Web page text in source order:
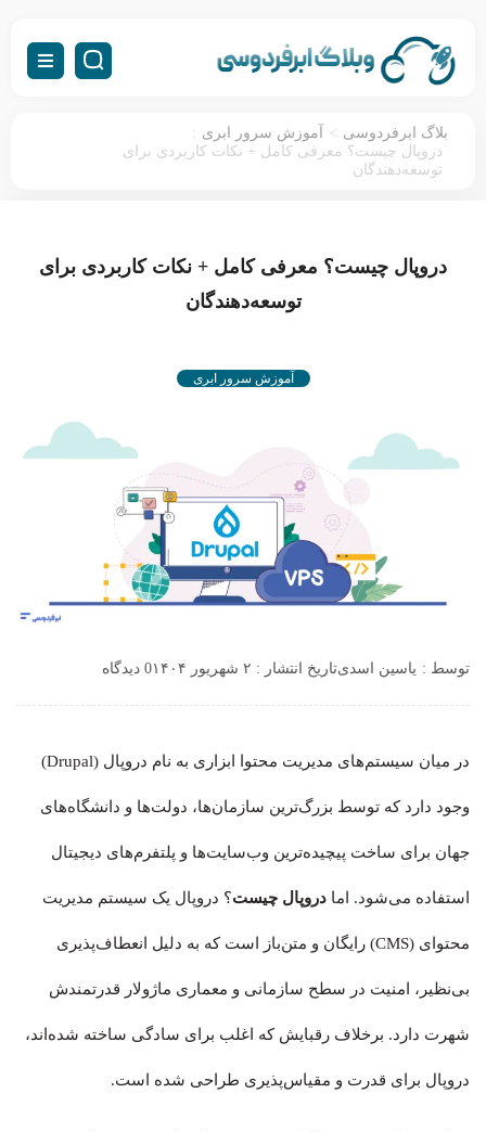
بلاگ ابرفردوسی > آموزش سرور ابری :
دروپال چیست؟ معرفی کامل + نکات کاربردی برای
توسعه‌دهندگان
دروپال چیست؟ معرفی کامل + نکات کاربردی برای
توسعه‌دهندگان
آموزش سرور ابری
توسط : یاسین اسدیتاریخ انتشار : ۲ شهریور ۱۴۰۴ 0 دیدگاه
در میان سیستم‌های مدیریت محتوا ابزاری به نام دروپال (Drupal)
وجود دارد که توسط بزرگ‌ترین سازمان‌ها، دولت‌ها و دانشگاه‌های
جهان برای ساخت پیچیده‌ترین وب‌سایت‌ها و پلتفرم‌های دیجیتال
استفاده می‌شود. اما دروپال چیست؟ دروپال یک سیستم مدیریت
محتوای (CMS) رایگان و متن‌باز است که به دلیل انعطاف‌پذیری
بی‌نظیر، امنیت در سطح سازمانی و معماری ماژولار قدرتمندش
شهرت دارد. برخلاف رقبایش که اغلب برای سادگی ساخته شده‌اند،
دروپال برای قدرت و مقیاس‌پذیری طراحی شده است.